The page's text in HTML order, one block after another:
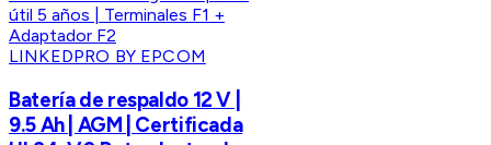
LINKEDPRO BY EPCOM
Batería de respaldo 12 V |
9.5 Ah | AGM | Certificada